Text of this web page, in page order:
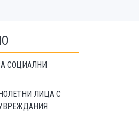
СОЦИАЛНИ
ЛИЦА С